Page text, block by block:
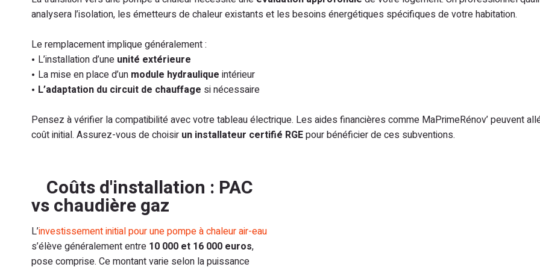
analysera l’isolation, les émetteurs de chaleur existants et les besoins énergétiques spécifiques de votre habitation.
Le remplacement implique généralement :
L’installation d’une unité extérieure
La mise en place d’un module hydraulique intérieur
L’adaptation du circuit de chauffage si nécessaire
Pensez à vérifier la compatibilité avec votre tableau électrique. Les aides financières comme MaPrimeRénov’ peuvent
coût initial. Assurez-vous de choisir un installateur certifié RGEpour bénéficier de ces subventions.
Coûts d'installation : PAC
vs chaudière gaz
L’investissement initial pour une pompe à chaleur air-eau
s’élève généralement entre 10 000 et 16 000 euros,
pose comprise. Ce montant varie selon la puissance